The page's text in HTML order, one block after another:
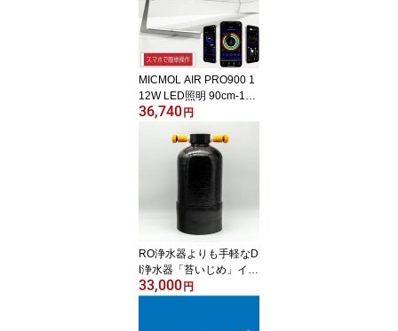
MICMOL AIR PRO900 1
12W LED照明 90cm-110
cm! 海水魚・サンゴ用
36,740円
RO浄水器よりも手軽なD
I浄水器「苔いじめ」イオ
ン交換樹脂10L充填! 苔対
33,000円